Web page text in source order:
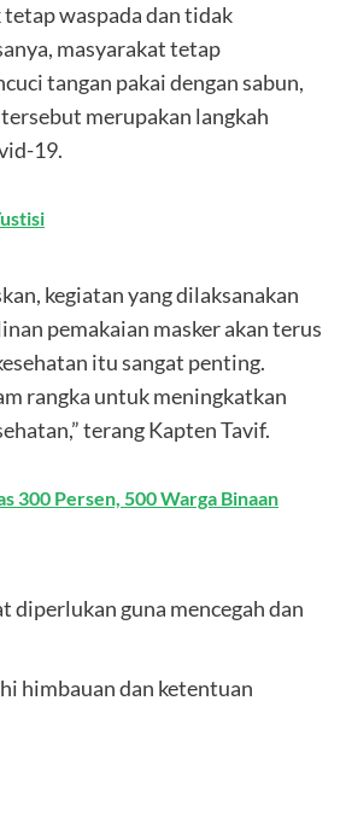
waspada dan tidak
masyarakat tetap
tangan pakai dengan sabun,
merupakan langkah
19.
kegiatan yang dilaksanakan
pemakaian masker akan terus
itu sangat penting.
rangka untuk meningkatkan
terang Kapten Tavif.
300 Persen, 500 Warga Binaan
diperlukan guna mencegah dan
himbauan dan ketentuan